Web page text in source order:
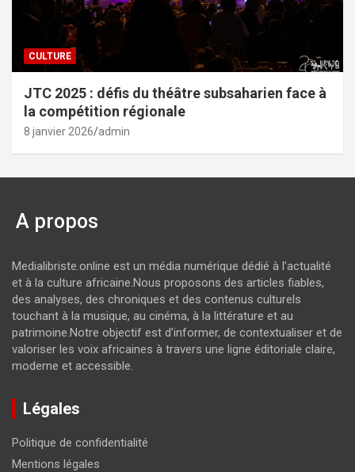
CULTURE
JTC 2025 : défis du théâtre subsaharien face à
la compétition régionale
8 janvier 2026 admin
A propos
Medialibriste.online est un média numérique dédié à l’actualité
et à la culture africaine.Nous proposons des articles fiables,
des analyses, des chroniques et des contenus culturels
touchant à la musique, au cinéma, à la littérature et au
patrimoine.Notre objectif est d’informer, de contextualiser et de
valoriser les voix africaines à travers une ligne éditoriale claire,
moderne et accessible.
Légales
Politique de confidentialité
Mentions légales